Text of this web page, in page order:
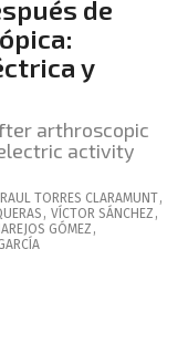
de
y
arthroscopic
activity
RAUL TORRES CLARAMUNT,
, VÍCTOR SÁNCHEZ ,
GÓMEZ ,